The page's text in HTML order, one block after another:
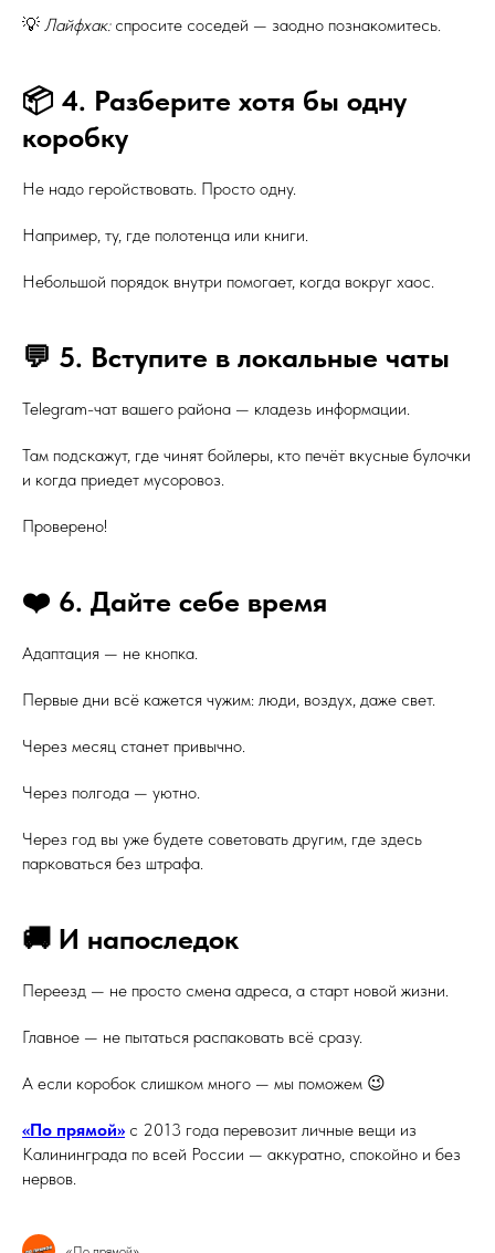
💡 Лайфхак:спросите соседей — заодно познакомитесь.
📦 4. Разберите хотя бы одну
коробку
Не надо геройствовать. Просто одну.
Например, ту, где полотенца или книги.
Небольшой порядок внутри помогает, когда вокруг хаос.
💬 5. Вступите в локальные чаты
Telegram-чат вашего района — кладезь информации.
Там подскажут, где чинят бойлеры, кто печёт вкусные булочки
и когда приедет мусоровоз.
Проверено!
❤️ 6. Дайте себе время
Адаптация — не кнопка.
Первые дни всё кажется чужим: люди, воздух, даже свет.
Через месяц станет привычно.
Через полгода — уютно.
Через год вы уже будете советовать другим, где здесь
парковаться без штрафа.
🚚 И напоследок
Переезд — не просто смена адреса, а старт новой жизни.
Главное — не пытаться распаковать всё сразу.
А если коробок слишком много — мы поможем 😉
«По прямой» с 2013 года перевозит личные вещи из
Калининграда по всей России — аккуратно, спокойно и без
нервов.